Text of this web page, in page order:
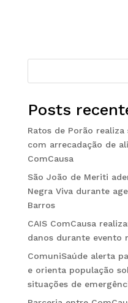
Posts
Ratos de Porão
com arrecadação de
ComCausa
São João de Meriti
Negra Viva durante
Barros
CAIS ComCausa
danos durante evento
ComuniSaúde alerta
e orienta população
situações de